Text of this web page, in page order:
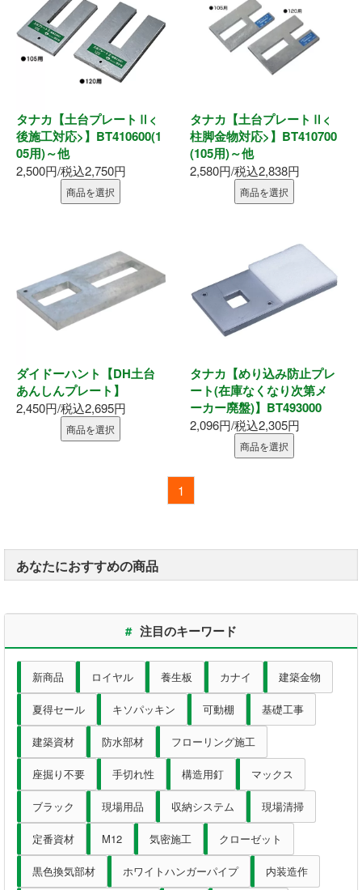
タナカ【土台プレートⅡ<
後施工対応>】BT410600(1
05用)～他
2,500円/税込2,750円
商品を選択
タナカ【土台プレートⅡ<
柱脚金物対応>】BT410700
(105用)～他
2,580円/税込2,838円
商品を選択
ダイドーハント【DH土台
あんしんプレート】
2,450円/税込2,695円
商品を選択
タナカ【めり込み防止プレ
ート(在庫なくなり次第メ
ーカー廃盤)】BT493000
2,096円/税込2,305円
商品を選択
1
あなたにおすすめの商品
# 注目のキーワード
新商品 ロイヤル 養生板 カナイ 建築金物
夏得セール キソパッキン 可動棚 基礎工事
建築資材 防水部材 フローリング施工
座掘り不要 手切れ性 構造用釘 マックス
ブラック 現場用品 収納システム 現場清掃
定番資材 M12 気密施工 クローゼット
黒色換気部材 ホワイトハンガーパイプ 内装造作